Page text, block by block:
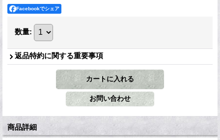
Facebookでシェア
数量:
返品特約に関する重要事項
商品詳細